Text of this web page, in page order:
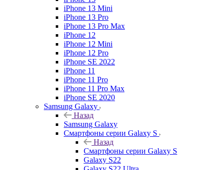
iPhone 13 Mini
iPhone 13 Pro
iPhone 13 Pro Max
iPhone 12
iPhone 12 Mini
iPhone 12 Pro
iPhone SE 2022
iPhone 11
iPhone 11 Pro
iPhone 11 Pro Max
iPhone SE 2020
Samsung Galaxy
Назад
Samsung Galaxy
Смартфоны серии Galaxy S
Назад
Смартфоны серии Galaxy S
Galaxy S22